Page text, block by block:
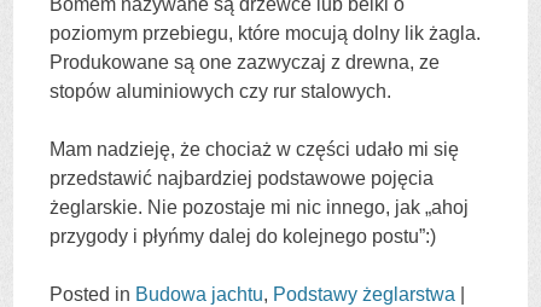
Bomem nazywane są drzewce lub belki o
poziomym przebiegu, które mocują dolny lik żagla.
Produkowane są one zazwyczaj z drewna, ze
stopów aluminiowych czy rur stalowych.
Mam nadzieję, że chociaż w części udało mi się
przedstawić najbardziej podstawowe pojęcia
żeglarskie. Nie pozostaje mi nic innego, jak „ahoj
przygody i płyńmy dalej do kolejnego postu”:)
Posted in Budowa jachtu, Podstawy żeglarstwa